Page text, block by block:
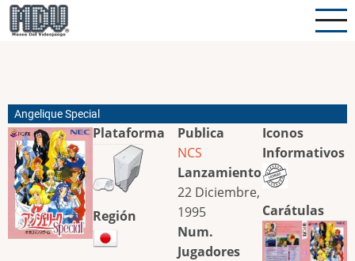
Pasar
al
Angelique Special
Plataforma
Región
Publica
NCS
Lanzamiento
22 Diciembre,
1995
Num.
Jugadores
Iconos
Informativos
Carátulas